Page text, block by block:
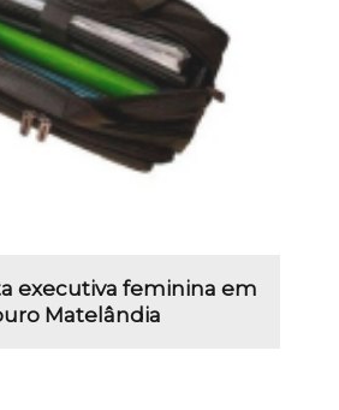
executiva feminina em
Matelândia